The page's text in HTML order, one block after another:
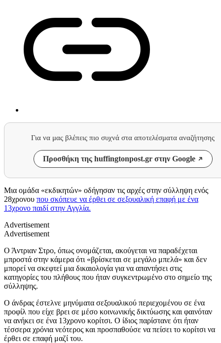
Για να μας βλέπεις πιο συχνά στα αποτελέσματα αναζήτησης
Προσθήκη της huffingtonpost.gr στην Google
Μια ομάδα «εκδικητών» οδήγησαν τις αρχές στην σύλληψη ενός
28χρονου που σκόπευε να έρθει σε σεξουαλική επαφή με ένα
13χρονο παιδί στην Αγγλία.
Advertisement
Advertisement
Ο Άντριαν Στρο, όπως ονομάζεται, ακούγεται να παραδέχεται
μπροστά στην κάμερα ότι «βρίσκεται σε μεγάλο μπελά» και δεν
μπορεί να σκεφτεί μια δικαιολογία για να απαντήσει στις
κατηγορίες του πλήθους που ήταν συγκεντρωμένο στο σημείο της
σύλληψης.
Ο άνδρας έστελνε μηνύματα σεξουαλικού περιεχομένου σε ένα
προφίλ που είχε βρει σε μέσο κοινωνικής δικτύωσης και φαινόταν
να ανήκει σε ένα 13χρονο κορίτσι. Ο ίδιος παρίστανε ότι ήταν
τέσσερα χρόνια νεότερος και προσπαθούσε να πείσει το κορίτσι να
έρθει σε επαφή μαζί του.